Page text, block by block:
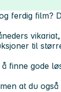
ferdig film?
til
finne gode
at du